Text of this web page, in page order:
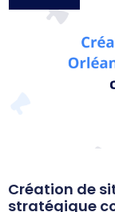
Création de
stratégique